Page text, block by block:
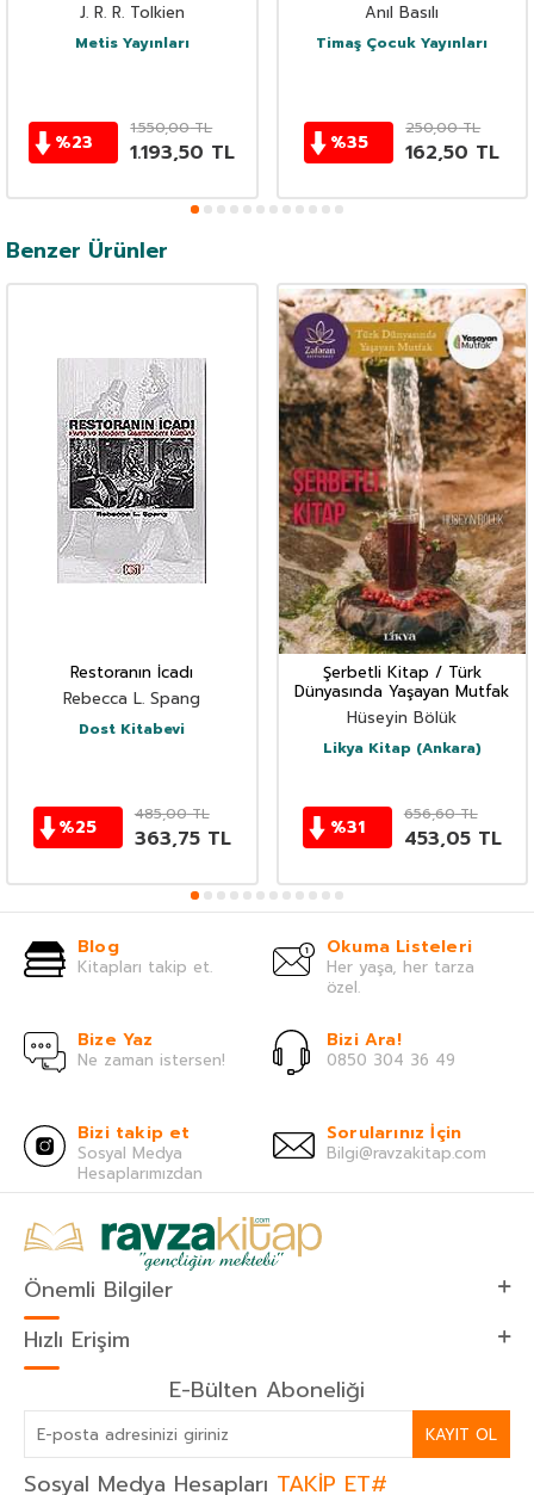
J. R. R. Tolkien
Metis Yayınları
%23
1.550,00TL
1.193,50 TL
Anıl Basılı
Timaş Çocuk Yayınları
%35
250,00TL
162,50 TL
Benzer Ürünler
Restoranın İcadı
Rebecca L. Spang
Dost Kitabevi
%25
485,00TL
363,75TL
Şerbetli Kitap / Türk
Dünyasında Yaşayan Mutfak
Hüseyin Bölük
Likya Kitap (Ankara)
%31
656,60TL
453,05TL
Blog
Kitapları takip et.
Okuma Listeleri
Her yaşa, her tarza
özel.
Bize Yaz
Ne zaman istersen!
Bizi Ara!
0850 304 36 49
Bizi takip et
Sosyal Medya
Hesaplarımızdan
Sorularınız İçin
Bilgi@ravzakitap.com
Önemli Bilgiler
Hızlı Erişim
E-Bülten Aboneliği
KAYIT OL
Sosyal Medya Hesapları TAKİP ET#